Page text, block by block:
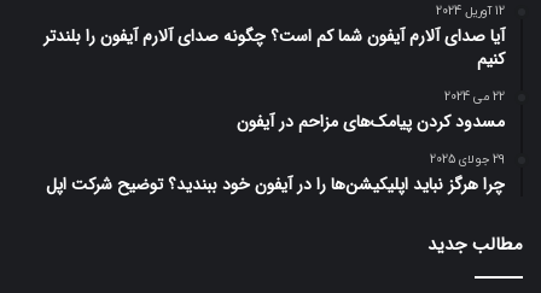
12 آوریل 2024
آیا صدای آلارم آیفون شما کم است؟ چگونه صدای آلارم آیفون را بلندتر
کنیم
22 می 2024
مسدود کردن پیامک‌های مزاحم در آیفون
29 جولای 2025
چرا هرگز نباید اپلیکیشن‌ها را در آیفون خود ببندید؟ توضیح شرکت اپل
مطالب جدید